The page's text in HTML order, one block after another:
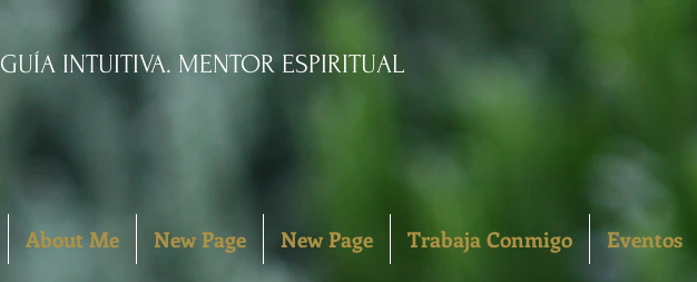
GUÍA INTUITIVA. MENTOR ESPIRITUAL
About Me New Page New Page Trabaja Conmigo Eventos